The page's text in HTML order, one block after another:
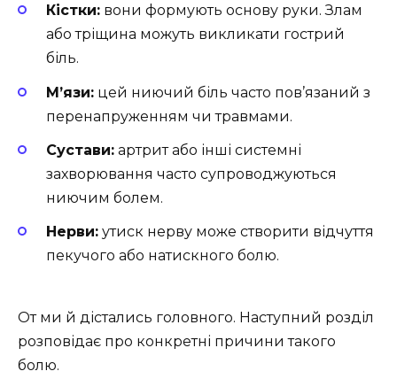
Кістки: вони формують основу руки. Злам
або тріщина можуть викликати гострий
біль.
М’язи: цей ниючий біль часто пов’язаний з
перенапруженням чи травмами.
Сустави: артрит або інші системні
захворювання часто супроводжуються
ниючим болем.
Нерви: утиск нерву може створити відчуття
пекучого або натискного болю.
От ми й дістались головного. Наступний розділ
розповідає про конкретні причини такого
болю.